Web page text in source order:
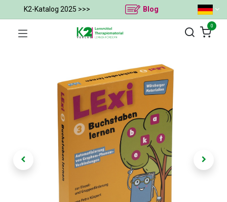
K2-Katalog 2025 >>> Blog
0